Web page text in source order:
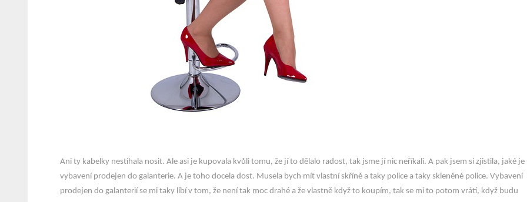
Ani ty kabelky nestíhala nosit. Ale asi je kupovala kvůli tomu, že jí to dělalo radost, tak jsme jí nic neříkali. A pak jsem si zjistila, jaké je
vybavení prodejen do galanterie. A je toho docela dost. Musela bych mít vlastní skříně a taky police a taky skleněné police. Vybavení
prodejen do galanterií se mi taky líbí v tom, že není tak moc drahé a že vlastně když to koupím, tak se mi to potom vrátí, když budu